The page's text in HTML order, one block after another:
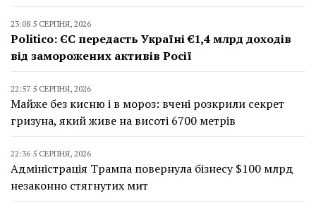
23:08 5 СЕРПНЯ, 2026
Politico: ЄС передасть Україні €1,4 млрд доходів
від заморожених активів Росії
22:57 5 СЕРПНЯ, 2026
Майже без кисню і в мороз: вчені розкрили секрет
гризуна, який живе на висоті 6700 метрів
22:36 5 СЕРПНЯ, 2026
Адміністрація Трампа повернула бізнесу $100 млрд
незаконно стягнутих мит